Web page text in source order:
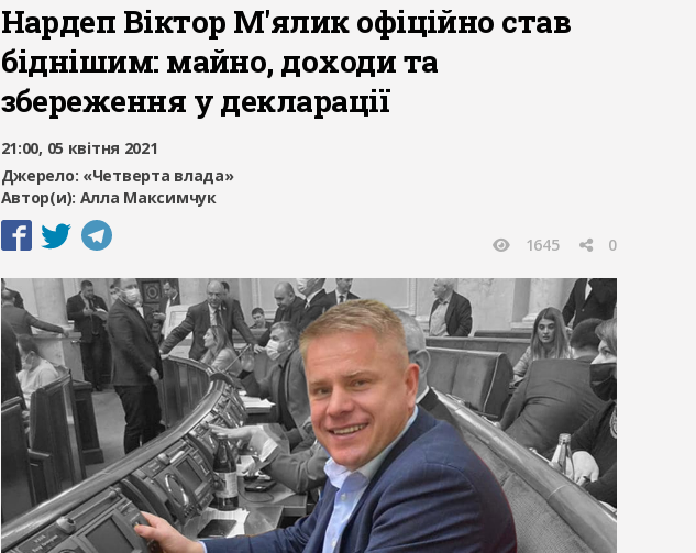
Нардеп Віктор М'ялик офіційно став
біднішим: майно, доходи та
збереження у декларації
21:00, 05 квітня 2021
Джерело: «Четверта влада»
Автор(и): Алла Максимчук
1645 0